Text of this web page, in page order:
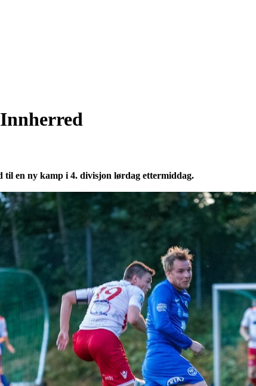
en ny kamp i 4. divisjon lørdag ettermiddag.